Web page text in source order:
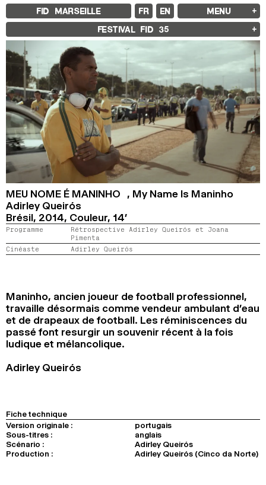
FID MARSEILLE FR EN MENU
À PROPOS
LE FID À L’ANNÉE
ÉDUCATION À L’IMAGE
À L’INTERNATIONAL
LIVRES ET REVUES
LES ENGAGEMENTS
PARTENAIRES FID 37
FESTIVAL FID 37
PALMARÈS
PROGRAMMATION
RÉTROSPECTIVE
FOCUS
JURY ET PRIX
PROS ET PRESSE
TARIFS
CALENDRIER
FID LAB 18
FID CAMPUS 13
ARCHIVES
RECHERCHE
FESTIVAL FID 35
MEU NOME É MANINHO , My Name Is Maninho
Adirley Queirós
Brésil, 2014, Couleur, 14’
Programme
Rétrospective Adirley Queirós et Joana
Pimenta
Cinéaste
Adirley Queirós
Maninho, ancien joueur de football professionnel,
travaille désormais comme vendeur ambulant d’eau
et de drapeaux de football. Les réminiscences du
passé font resurgir un souvenir récent à la fois
ludique et mélancolique.
Adirley Queirós
Fiche technique
Version originale :
portugais
Sous-titres :
anglais
Scénario :
Adirley Queirós
Production :
Adirley Queirós (Cinco da Norte)